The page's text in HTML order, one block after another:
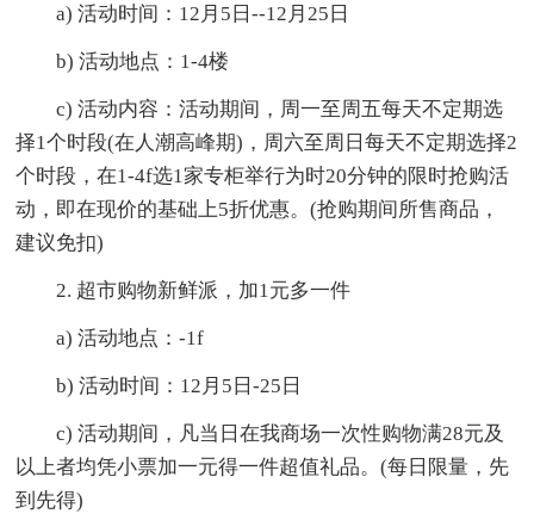
a) 活动时间：12月5日--12月25日
b) 活动地点：1-4楼
c) 活动内容：活动期间，周一至周五每天不定期选
择1个时段(在人潮高峰期)，周六至周日每天不定期选择2
个时段，在1-4f选1家专柜举行为时20分钟的限时抢购活
动，即在现价的基础上5折优惠。(抢购期间所售商品，
建议免扣)
2. 超市购物新鲜派，加1元多一件
a) 活动地点：-1f
b) 活动时间：12月5日-25日
c) 活动期间，凡当日在我商场一次性购物满28元及
以上者均凭小票加一元得一件超值礼品。(每日限量，先
到先得)